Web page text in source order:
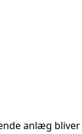
anlæg bliver